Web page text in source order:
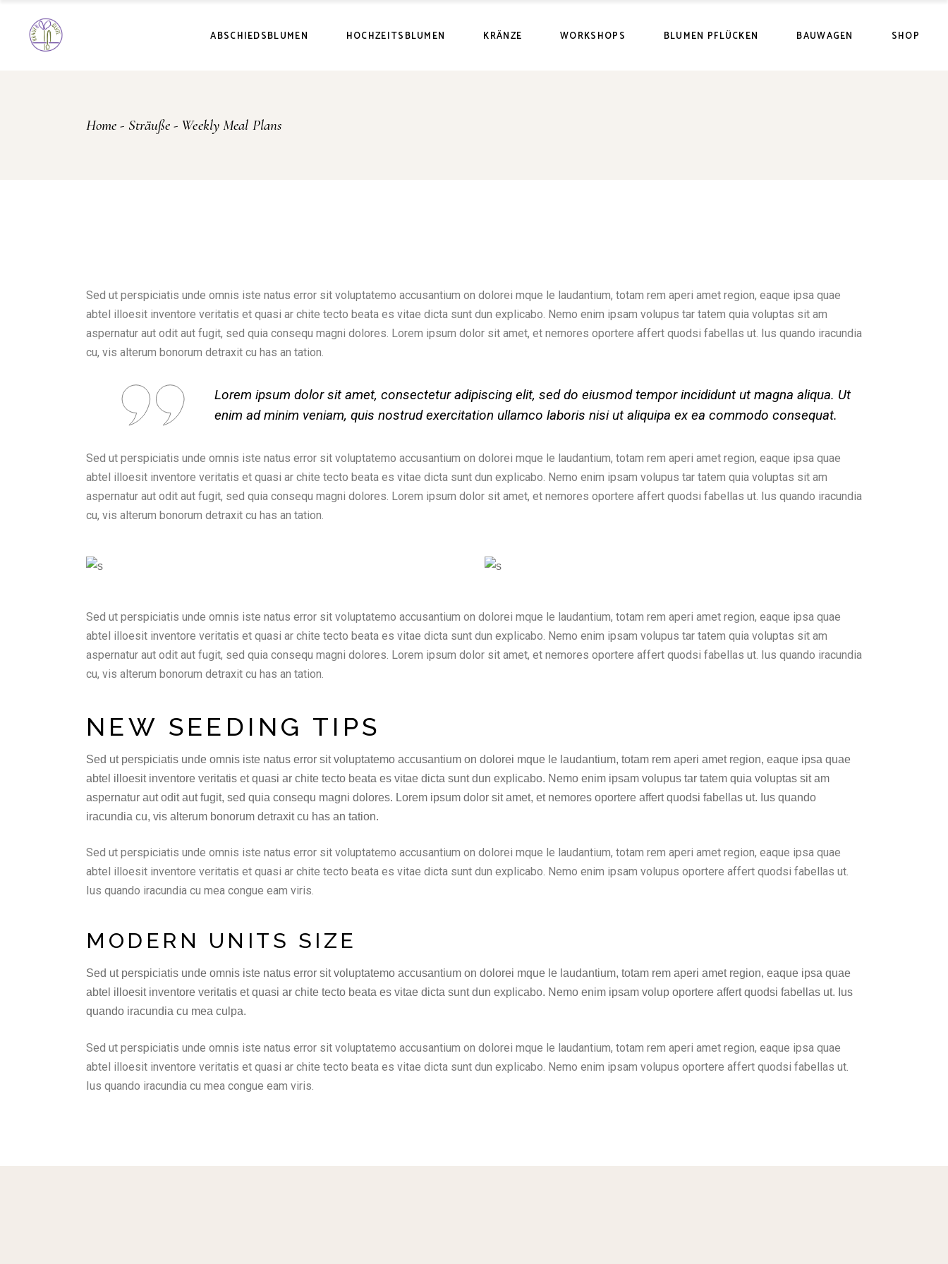
ABSCHIEDSBLUMEN HOCHZEITSBLUMEN KRÄNZE WORKSHOPS BLUMEN PFLÜCKEN BAUWAGEN SHOP
Home Sträuße Weekly Meal Plans
Sed ut perspiciatis unde omnis iste natus error sit voluptatemo accusantium on dolorei mque le laudantium, totam rem aperi amet region, eaque ipsa quae
abtel illoesit inventore veritatis et quasi ar chite tecto beata es vitae dicta sunt dun explicabo. Nemo enim ipsam volupus tar tatem quia voluptas sit am
aspernatur aut odit aut fugit, sed quia consequ magni dolores. Lorem ipsum dolor sit amet, et nemores oportere affert quodsi fabellas ut. Ius quando iracundia
cu, vis alterum bonorum detraxit cu has an tation.
Lorem ipsum dolor sit amet, consectetur adipiscing elit, sed do eiusmod tempor incididunt ut magna aliqua. Ut
enim ad minim veniam, quis nostrud exercitation ullamco laboris nisi ut aliquipa ex ea commodo consequat.
Sed ut perspiciatis unde omnis iste natus error sit voluptatemo accusantium on dolorei mque le laudantium, totam rem aperi amet region, eaque ipsa quae
abtel illoesit inventore veritatis et quasi ar chite tecto beata es vitae dicta sunt dun explicabo. Nemo enim ipsam volupus tar tatem quia voluptas sit am
aspernatur aut odit aut fugit, sed quia consequ magni dolores. Lorem ipsum dolor sit amet, et nemores oportere affert quodsi fabellas ut. Ius quando iracundia
cu, vis alterum bonorum detraxit cu has an tation.
Sed ut perspiciatis unde omnis iste natus error sit voluptatemo accusantium on dolorei mque le laudantium, totam rem aperi amet region, eaque ipsa quae
abtel illoesit inventore veritatis et quasi ar chite tecto beata es vitae dicta sunt dun explicabo. Nemo enim ipsam volupus tar tatem quia voluptas sit am
aspernatur aut odit aut fugit, sed quia consequ magni dolores. Lorem ipsum dolor sit amet, et nemores oportere affert quodsi fabellas ut. Ius quando iracundia
cu, vis alterum bonorum detraxit cu has an tation.
NEW SEEDING TIPS
Sed ut perspiciatis unde omnis iste natus error sit voluptatemo accusantium on dolorei mque le laudantium, totam rem aperi amet region, eaque ipsa quae
abtel illoesit inventore veritatis et quasi ar chite tecto beata es vitae dicta sunt dun explicabo. Nemo enim ipsam volupus tar tatem quia voluptas sit am
aspernatur aut odit aut fugit, sed quia consequ magni dolores. Lorem ipsum dolor sit amet, et nemores oportere affert quodsi fabellas ut. Ius quando
iracundia cu, vis alterum bonorum detraxit cu has an tation.
Sed ut perspiciatis unde omnis iste natus error sit voluptatemo accusantium on dolorei mque le laudantium, totam rem aperi amet region, eaque ipsa quae
abtel illoesit inventore veritatis et quasi ar chite tecto beata es vitae dicta sunt dun explicabo. Nemo enim ipsam volupus oportere affert quodsi fabellas ut.
Ius quando iracundia cu mea congue eam viris.
MODERN UNITS SIZE
Sed ut perspiciatis unde omnis iste natus error sit voluptatemo accusantium on dolorei mque le laudantium, totam rem aperi amet region, eaque ipsa quae
abtel illoesit inventore veritatis et quasi ar chite tecto beata es vitae dicta sunt dun explicabo. Nemo enim ipsam volup oportere affert quodsi fabellas ut. Ius
quando iracundia cu mea culpa.
Sed ut perspiciatis unde omnis iste natus error sit voluptatemo accusantium on dolorei mque le laudantium, totam rem aperi amet region, eaque ipsa quae
abtel illoesit inventore veritatis et quasi ar chite tecto beata es vitae dicta sunt dun explicabo. Nemo enim ipsam volupus oportere affert quodsi fabellas ut.
Ius quando iracundia cu mea congue eam viris.